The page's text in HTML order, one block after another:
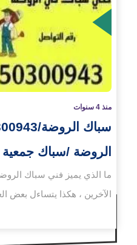
منذ 4 سنوات
الروضة /سباك
ما الذي يميز فني سباك
الآخرين ، هكذا يتساءل بعض